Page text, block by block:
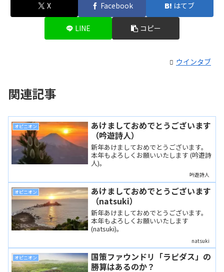
X Facebook はてブ
LINE コピー
ウインタブ
関連記事
オピニオン
あけましておめでとうございます
（吟遊詩人）
新年あけましておめでとうございます。
本年もよろしくお願いいたします (吟遊詩
人)。
吟遊詩人
オピニオン
あけましておめでとうございます
（natsuki）
新年あけましておめでとうございます。
本年もよろしくお願いいたします
(natsuki)。
natsuki
オピニオン
国策ファウンドリ「ラピダス」の
勝算はあるのか？